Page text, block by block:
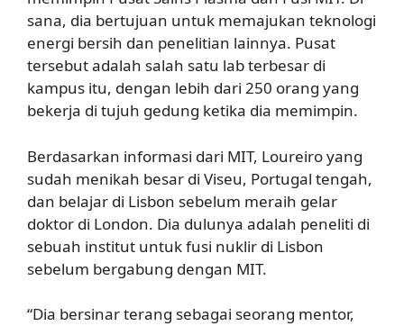
sana, dia bertujuan untuk memajukan teknologi
energi bersih dan penelitian lainnya. Pusat
tersebut adalah salah satu lab terbesar di
kampus itu, dengan lebih dari 250 orang yang
bekerja di tujuh gedung ketika dia memimpin.
Berdasarkan informasi dari MIT, Loureiro yang
sudah menikah besar di Viseu, Portugal tengah,
dan belajar di Lisbon sebelum meraih gelar
doktor di London. Dia dulunya adalah peneliti di
sebuah institut untuk fusi nuklir di Lisbon
sebelum bergabung dengan MIT.
“Dia bersinar terang sebagai seorang mentor,